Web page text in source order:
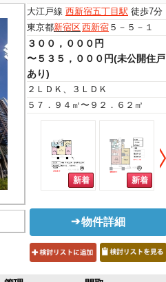
大江戸線 西新宿五丁目駅 徒歩7分
東京都新宿区西新宿 ５－５－１
３００，０００円
〜５３５，０００円(未公開住戸
あり)
２ＬＤＫ、３ＬＤＫ
５７．９４㎡〜９２．６２㎡
物件詳細